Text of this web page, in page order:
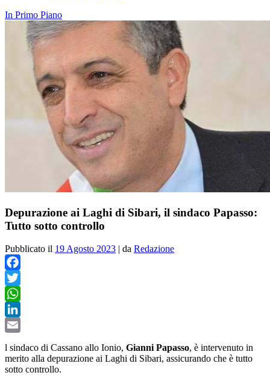
In Primo Piano
Depurazione ai Laghi di Sibari, il sindaco Papasso:
Tutto sotto controllo
Pubblicato il 19 Agosto 2023 | da Redazione
Facebook
Twitter
WhatsApp
LinkedIn
l sindaco di Cassano allo Ionio, Gianni Papasso, è intervenuto in
merito alla depurazione ai Laghi di Sibari, assicurando che è tutto
sotto controllo.